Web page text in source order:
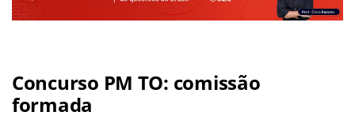
Concurso PM TO: comissão
formada